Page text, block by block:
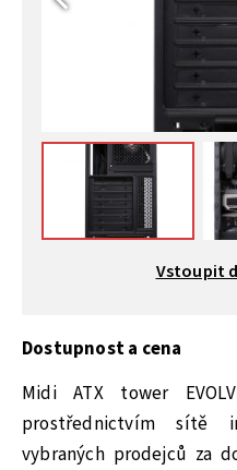
Vstoupit
Dostupnost a cena
Midi ATX tower
prostřednictvím sítě
vybraných prodejců za